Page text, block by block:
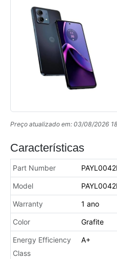
Preço atualizado em: 03/08/2026
Características
Part Number
Model
Warranty 1 ano
Color Grafite
Energy Efficiency
Class
A+